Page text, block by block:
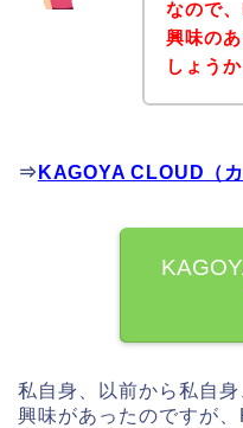
なので
興味の
しょうか
⇒ KAGOYA CLOUD（
私自身、以前から私自
興味があったのですが